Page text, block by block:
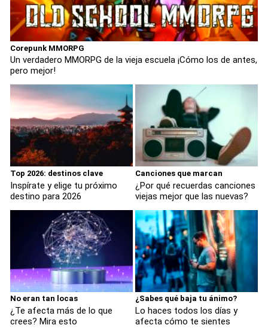
Corepunk MMORPG
Un verdadero MMORPG de la vieja escuela ¡Cómo los de antes,
pero mejor!
Top 2026: destinos clave
Inspírate y elige tu próximo
destino para 2026
Canciones que marcan
¿Por qué recuerdas canciones
viejas mejor que las nuevas?
No eran tan locas
¿Te afecta más de lo que
crees? Mira esto
¿Sabes qué baja tu ánimo?
Lo haces todos los días y
afecta cómo te sientes